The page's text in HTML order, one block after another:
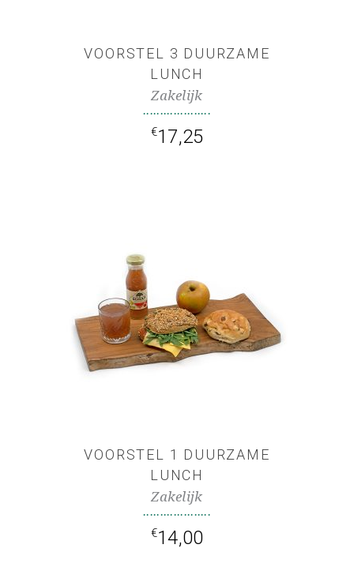
VOORSTEL 3 DUURZAME
LUNCH
Zakelijk
€17,25
TOEVOEGEN AAN
WINKELWAGEN
VOORSTEL 1 DUURZAME
LUNCH
Zakelijk
€14,00